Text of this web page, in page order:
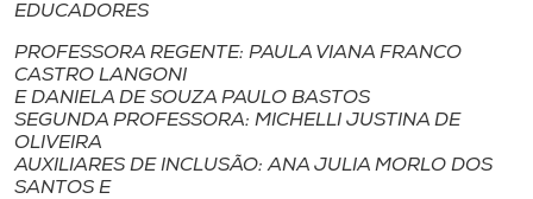
EDUCADORES
PROFESSORA REGENTE: PAULA VIANA FRANCO
CASTRO LANGONI
E DANIELA DE SOUZA PAULO BASTOS
SEGUNDA PROFESSORA: MICHELLI JUSTINA DE
OLIVEIRA
AUXILIARES DE INCLUSÃO: ANA JULIA MORLO DOS
SANTOS E